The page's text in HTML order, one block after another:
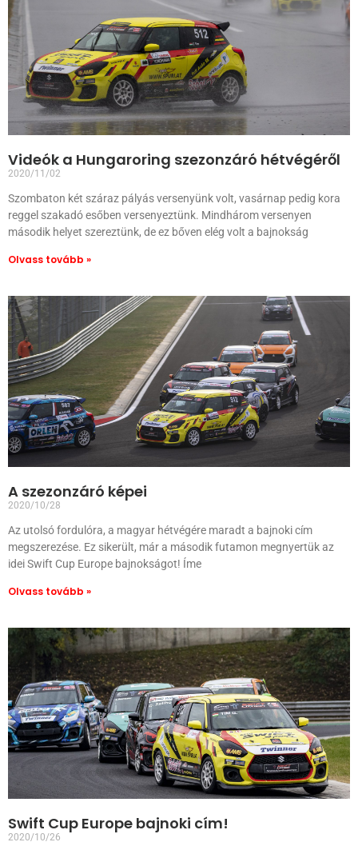
Videók a Hungaroring szezonzáró hétvégéről
2020/11/02
Szombaton két száraz pályás versenyünk volt, vasárnap pedig kora
reggel szakadó esőben versenyeztünk. Mindhárom versenyen
második helyet szereztünk, de ez bőven elég volt a bajnokság
Olvass tovább »
A szezonzáró képei
2020/10/28
Az utolsó fordulóra, a magyar hétvégére maradt a bajnoki cím
megszerezése. Ez sikerült, már a második futamon megnyertük az
idei Swift Cup Europe bajnokságot! Íme
Olvass tovább »
Swift Cup Europe bajnoki cím!
2020/10/26